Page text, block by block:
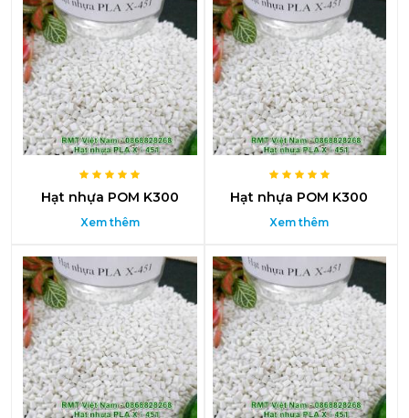
Hạt nhựa POM K300
Xem thêm
Hạt nhựa POM K300
Xem thêm